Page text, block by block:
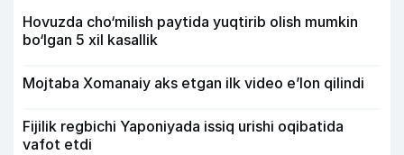
Hovuzda cho‘milish paytida yuqtirib olish mumkin
bo‘lgan 5 xil kasallik
Mojtaba Xomanaiy aks etgan ilk video e’lon qilindi
Fijilik regbichi Yaponiyada issiq urishi oqibatida
vafot etdi